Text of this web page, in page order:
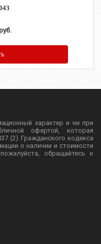
характер и ни при
офертой, которая
(2) Гражданского кодекса
о наличии и стоимости
обращайтесь к